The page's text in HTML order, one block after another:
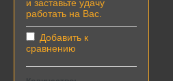
и заставьте удачу
работать на Вас.
Добавить к
сравнению